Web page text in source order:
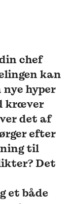
chef
kan
nye hyper
kræver
det af
efter
til
Det
et både